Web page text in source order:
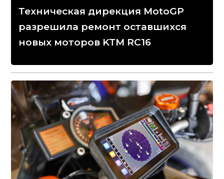
Техническая дирекция MotoGP
разрешила ремонт оставшихся
новых моторов KTM RC16